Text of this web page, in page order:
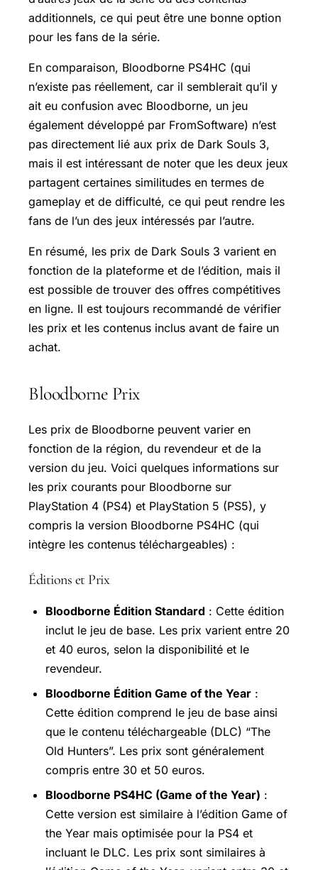
additionnels, ce qui peut être une bonne option
pour les fans de la série.
En comparaison, Bloodborne PS4HC (qui
n’existe pas réellement, car il semblerait qu’il y
ait eu confusion avec Bloodborne, un jeu
également développé par FromSoftware) n’est
pas directement lié aux prix de Dark Souls 3,
mais il est intéressant de noter que les deux jeux
partagent certaines similitudes en termes de
gameplay et de difficulté, ce qui peut rendre les
fans de l’un des jeux intéressés par l’autre.
En résumé, les prix de Dark Souls 3 varient en
fonction de la plateforme et de l’édition, mais il
est possible de trouver des offres compétitives
en ligne. Il est toujours recommandé de vérifier
les prix et les contenus inclus avant de faire un
achat.
Bloodborne Prix
Les prix de Bloodborne peuvent varier en
fonction de la région, du revendeur et de la
version du jeu. Voici quelques informations sur
les prix courants pour Bloodborne sur
PlayStation 4 (PS4) et PlayStation 5 (PS5), y
compris la version Bloodborne PS4HC (qui
intègre les contenus téléchargeables) :
Éditions et Prix
Bloodborne Édition Standard : Cette édition
inclut le jeu de base. Les prix varient entre 20
et 40 euros, selon la disponibilité et le
revendeur.
Bloodborne Édition Game of the Year :
Cette édition comprend le jeu de base ainsi
que le contenu téléchargeable (DLC) “The
Old Hunters”. Les prix sont généralement
compris entre 30 et 50 euros.
Bloodborne PS4HC (Game of the Year) :
Cette version est similaire à l’édition Game of
the Year mais optimisée pour la PS4 et
incluant le DLC. Les prix sont similaires à